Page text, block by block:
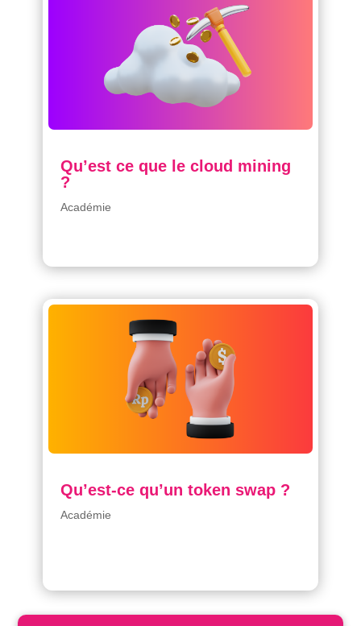
Qu’est ce que le cloud mining
?
Académie
Qu’est-ce qu’un token swap ?
Académie